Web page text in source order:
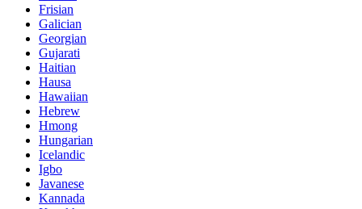
Frisian
Galician
Georgian
Gujarati
Haitian
Hausa
Hawaiian
Hebrew
Hmong
Hungarian
Icelandic
Igbo
Javanese
Kannada